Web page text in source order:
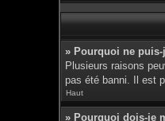
» Pourquoi ne
Plusieurs raisons
pas été banni. Il est
Haut
» Pourquoi dois-je